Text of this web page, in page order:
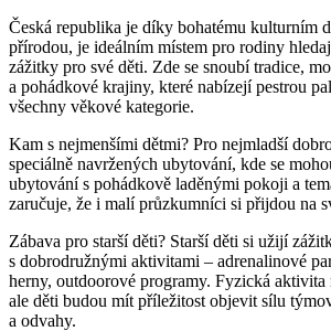
Česká republika je díky bohatému kulturním
přírodou, je ideálním místem pro rodiny
zážitky pro své děti. Zde se snoubí tradice,
a pohádkové krajiny, které nabízejí pestrou
všechny věkové kategorie.
Kam s nejmenšími dětmi? Pro nejmladší
speciálně navržených ubytování, kde se
ubytování s pohádkově laděnými pokoji a
zaručuje, že i malí průzkumníci si přijdou na
Zábava pro starší děti? Starší děti si užijí
s dobrodružnými aktivitami – adrenalinové
herny, outdoorové programy. Fyzická
ale děti budou mít příležitost objevit sílu
a odvahy.